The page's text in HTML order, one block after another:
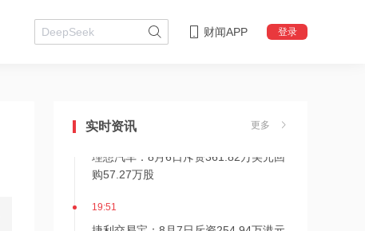
财闻APP 登录
实时资讯 更多
为556.08亿元
19:52
购57.27万股
捷利交易宝：8月7日斥资254.94万港元